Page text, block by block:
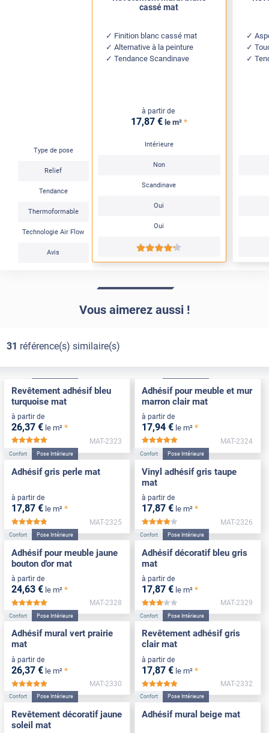
Type de pose
Relief
Tendance
Thermoformable
Technologie Air Flow
Avis
cassé mat
Finition blanc cassé mat
Alternative à la peinture
Tendance Scandinave
à partir de
17,87 € le m² *
Intérieure
Non
Scandinave
Oui
Oui
*****
Vous aimerez aussi !
31 référence(s) similaire(s)
Revêtement adhésif bleu
turquoise mat
à partir de
26,37 € le m² *
*****
MAT-2323
Adhésif pour meuble et mur
marron clair mat
à partir de
17,94 € le m² *
MAT-2324
Confort Pose Intérieure
Adhésif gris perle mat
à partir de
17,87 € le m² *
*****
MAT-2325
Confort Pose Intérieure
Vinyl adhésif gris taupe
mat
à partir de
17,87 € le m² *
*****
MAT-2326
Confort Pose Intérieure
Adhésif pour meuble jaune
bouton d'or mat
à partir de
24,63 € le m² *
*****
MAT-2328
Confort Pose Intérieure
Adhésif décoratif bleu gris
mat
à partir de
17,87 € le m² *
*****
MAT-2329
Confort Pose Intérieure
Adhésif mural vert prairie
mat
à partir de
26,37 € le m² *
*****
MAT-2330
Confort Pose Intérieure
Revêtement adhésif gris
clair mat
à partir de
17,87 € le m² *
MAT-2332
Confort Pose Intérieure
Revêtement décoratif jaune
soleil mat
Confort Pose Intérieure
Adhésif mural beige mat